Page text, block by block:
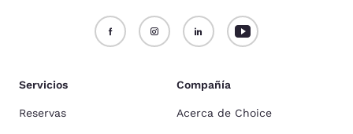
Servicios
Reservas
Compañía
Acerca de Choice